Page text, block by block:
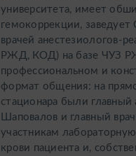
университета, имеет
гемокоррекции,
врачей анестезиологов-
РЖД, КОД) на базе ЧУЗ
профессиональном и
формат общения: на
стационара были
Шаповалов и главный
участникам
крови пациента и,